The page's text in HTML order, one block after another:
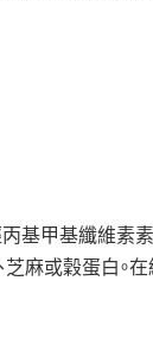
基甲基纖維素素
芝麻或穀蛋白。